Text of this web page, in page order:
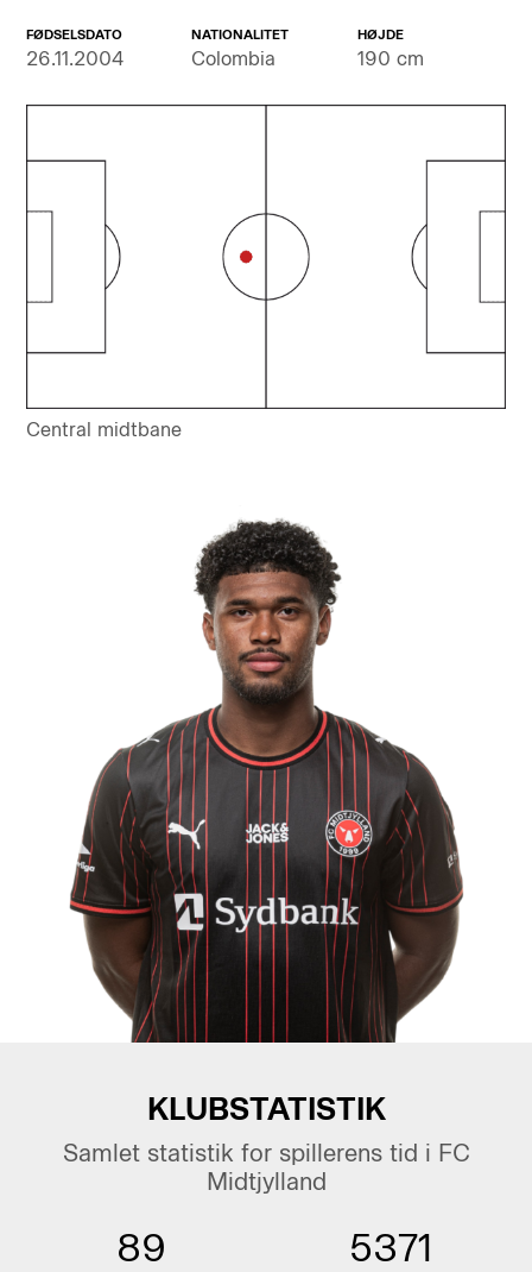
FØDSELSDATO
26.11.2004
NATIONALITET
Colombia
HØJDE
190 cm
Central midtbane
KLUBSTATISTIK
Samlet statistik for spillerens tid i FC
Midtjylland
89 5371